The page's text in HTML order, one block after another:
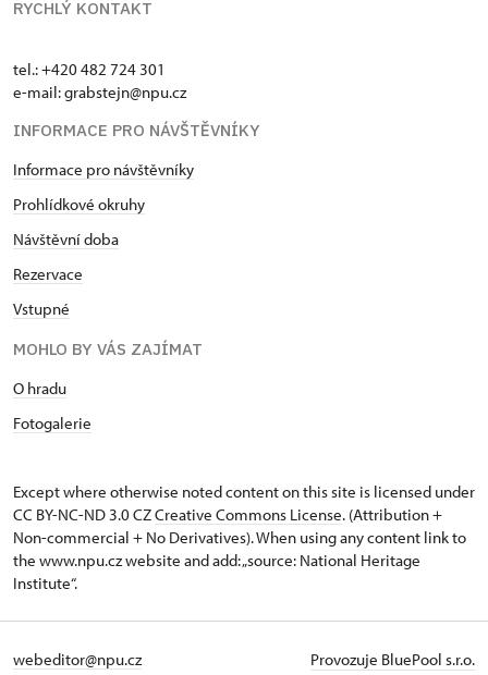
RYCHLÝ KONTAKT
tel.: +420 482 724 301
e-mail: grabstejn@npu.cz
INFORMACE PRO NÁVŠTĚVNÍKY
Informace pro návštěvníky
Prohlídkové okruhy
Návštěvní doba
Rezervace
Vstupné
MOHLO BY VÁS ZAJÍMAT
O hradu
Fotogalerie
Except where otherwise noted content on this site is licensed under
CC BY-NC-ND 3.0 CZCreative Commons License. (Attribution +
Non-commercial + No Derivatives). When using any content link to
the www.npu.cz website and add: „source: National Heritage
Institute“.
webeditor@npu.cz Provozuje BluePool s.r.o.